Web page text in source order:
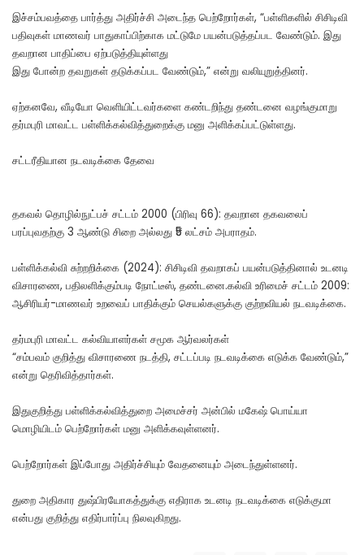
இச்சம்பவத்தை பார்த்து அதிர்ச்சி அடைந்த பெற்றோர்கள், “பள்ளிகளில் சிசிடிவி
பதிவுகள் மாணவர் பாதுகாப்பிற்காக மட்டுமே பயன்படுத்தப்பட வேண்டும். இது
தவறான பாதிப்பை ஏற்படுத்தியுள்ளது
இது போன்ற தவறுகள் தடுக்கப்பட வேண்டும்,” என்று வலியுறுத்தினர்.
ஏற்கனவே, வீடியோ வெளியிட்டவர்களை கண்டறிந்து தண்டனை வழங்குமாறு
தர்மபுரி மாவட்ட பள்ளிக்கல்வித்துறைக்கு மனு அளிக்கப்பட்டுள்ளது.
சட்டரீதியான நடவடிக்கை தேவை
தகவல் தொழில்நுட்பச் சட்டம் 2000 (பிரிவு 66): தவறான தகவலைப்
பரப்புவதற்கு 3 ஆண்டு சிறை அல்லது ₹5 லட்சம் அபராதம்.
பள்ளிக்கல்வி சுற்றறிக்கை (2024): சிசிடிவி தவறாகப் பயன்படுத்தினால் உடனடி
விசாரணை, பதிலளிக்கும்படி நோட்டீஸ், தண்டனை.கல்வி உரிமைச் சட்டம் 2009:
ஆசிரியர்-மாணவர் உறவைப் பாதிக்கும் செயல்களுக்கு குற்றவியல் நடவடிக்கை.
தர்மபுரி மாவட்ட கல்வியாளர்கள் சமூக ஆர்வலர்கள்
“சம்பவம் குறித்து விசாரணை நடத்தி, சட்டப்படி நடவடிக்கை எடுக்க வேண்டும்,”
என்று தெரிவித்தார்கள்.
இதுகுறித்து பள்ளிக்கல்வித்துறை அமைச்சர் அன்பில் மகேஷ் பொய்யா
மொழியிடம் பெற்றோர்கள் மனு அளிக்கவுள்ளனர்.
பெற்றோர்கள் இப்போது அதிர்ச்சியும் வேதனையும் அடைந்துள்ளனர்.
துறை அதிகார துஷ்பிரயோகத்துக்கு எதிராக உடனடி நடவடிக்கை எடுக்குமா
என்பது குறித்து எதிர்பார்ப்பு நிலவுகிறது.